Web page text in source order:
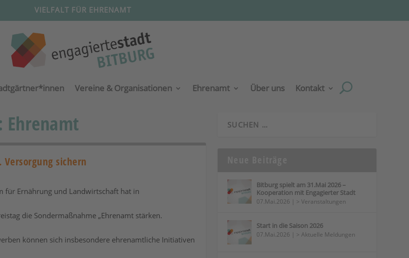
VIELFALT FÜR EHRENAMT
Vereine & Organisationen Ehrenamt Über uns Kontakt
Ehrenamt
sichern
für Ernährung und Landwirtschaft hat in
die Sondermaßnahme „Ehrenamt stärken.
können sich insbesondere ehrenamtliche Initiativen
Bitburg spielt am 31.Mai 2026 –
Kooperation mit Engagierter Stadt
07.Mai.2026 | > Veranstaltungen
Start in die Saison 2026
07.Mai.2026 | > Aktuelle Meldungen